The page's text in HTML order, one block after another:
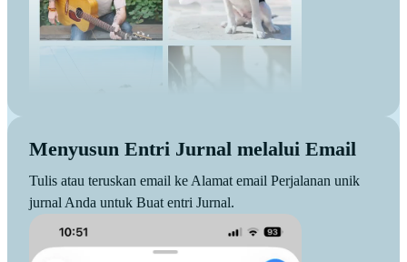
Menyusun Entri Jurnal melalui Email
Tulis atau teruskan email ke Alamat email Perjalanan unik
jurnal Anda untuk Buat entri Jurnal.